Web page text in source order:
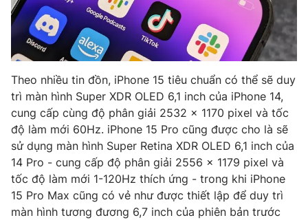
Chuyên mục khác
Emagazine Podcast
Photo Infographic
Video Shorts video
VTV Money VTV Thể thao
VTV Sức khoẻ Bất động sản
Theo nhiều tin đồn, iPhone 15 tiêu chuẩn có thể sẽ duy
trì màn hình Super XDR OLED 6,1 inch của iPhone 14,
cung cấp cùng độ phân giải 2532 x 1170 pixel và tốc
độ làm mới 60Hz. iPhone 15 Pro cũng được cho là sẽ
sử dụng màn hình Super Retina XDR OLED 6,1 inch của
14 Pro - cung cấp độ phân giải 2556 x 1179 pixel và
tốc độ làm mới 1-120Hz thích ứng - trong khi iPhone
15 Pro Max cũng có vẻ như được thiết lập để duy trì
màn hình tương đương 6,7 inch của phiên bản trước